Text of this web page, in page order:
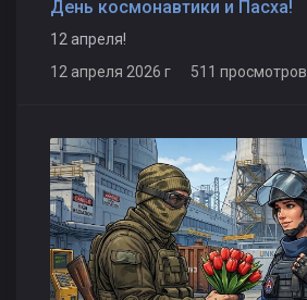
День космонавтики и Пасха!
12 апреля!
12 апреля 2026 г 511 просмотров